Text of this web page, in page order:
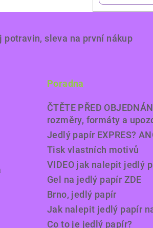
potravin, sleva na první nákup
Poradna
ČTĚTE PŘED
rozměry, formáty a
Jedlý papír EXPRES?
Tisk vlastních motivů
VIDEO jak nalepit jedlý
Gel na jedlý papír ZDE
Brno, jedlý papír
Jak nalepit jedlý papír
Co to je jedlý papír?